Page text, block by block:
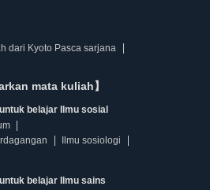
dari Kyoto Pasca sarjana
mata kuliah】
belajar Ilmu sosial
Ilmu sosiologi
belajar Ilmu sains